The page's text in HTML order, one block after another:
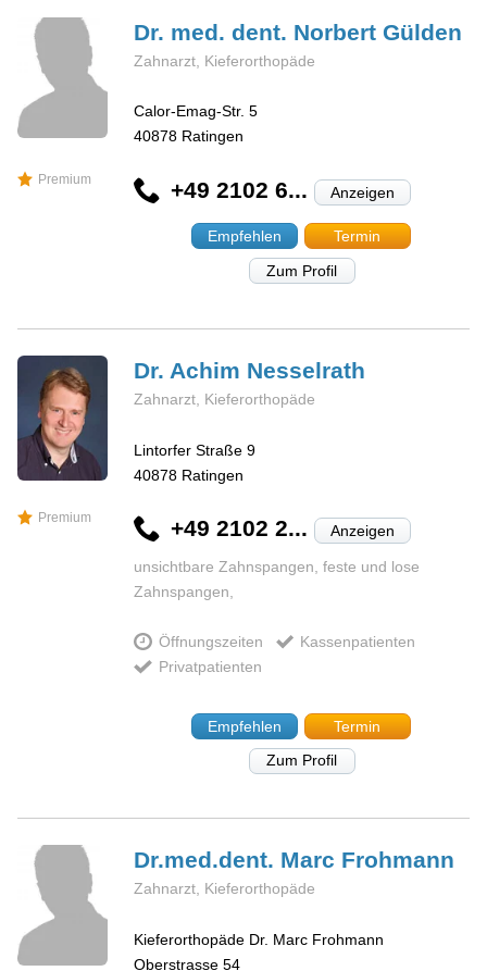
Premium
Dr. med. dent. NorbertGülden
Zahnarzt, Kieferorthopäde
Calor-Emag-Str. 5
40878 Ratingen
+49 2102 6... Anzeigen
Empfehlen
Termin
Zum Profil
Premium
Dr. Achim Nesselrath
Zahnarzt, Kieferorthopäde
Lintorfer Straße 9
40878 Ratingen
+49 2102 2... Anzeigen
unsichtbare Zahnspangen, feste und lose
Zahnspangen,
Öffnungszeiten
Kassenpatienten
Privatpatienten
Empfehlen
Termin
Zum Profil
Dr.med.dent. Marc Frohmann
Zahnarzt, Kieferorthopäde
Kieferorthopäde Dr. Marc Frohmann
Oberstrasse 54